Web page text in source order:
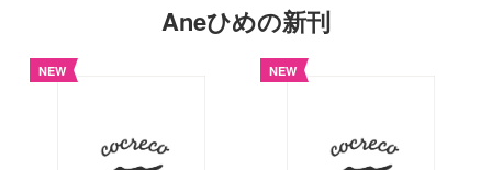
Aneひめの新刊
NEW NEW